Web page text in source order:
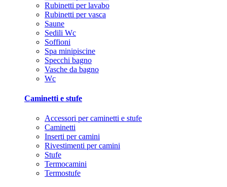
Rubinetti per lavabo
Rubinetti per vasca
Saune
Sedili Wc
Soffioni
Spa minipiscine
Specchi bagno
Vasche da bagno
Wc
Caminetti e stufe
Accessori per caminetti e stufe
Caminetti
Inserti per camini
Rivestimenti per camini
Stufe
Termocamini
Termostufe